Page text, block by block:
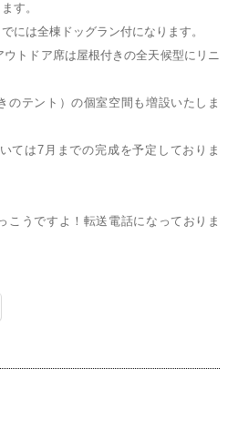
す。
には全棟ドッグラン付になります。
トドア席は屋根付きの全天候型にリニ
のテント）の個室空間も増設いたしま
ては7月までの完成を予定しておりま
こうですよ！転送電話になっておりま